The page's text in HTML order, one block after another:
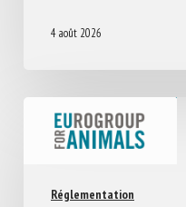
4 août 2026
Réglementation